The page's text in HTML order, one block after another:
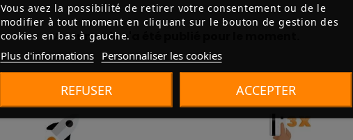
Vous avez la possibilité de retirer votre consentement ou de le
modifier à tout moment en cliquant sur le bouton de gestion des
cookies en bas à gauche.
Plus d'informations Personnaliser les cookies
REFUSER ACCEPTER
Aucun avis n'a été publié pour le moment.